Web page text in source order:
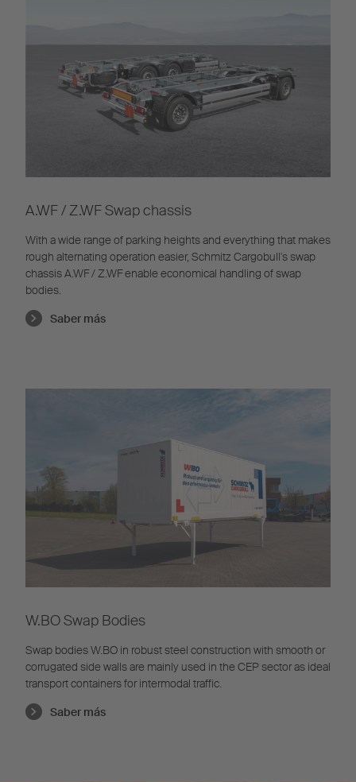
A.WF / Z.WF Swap chassis
With a wide range of parking heights and everything that makes
rough alternating operation easier, Schmitz Cargobull's swap
chassis A.WF / Z.WF enable economical handling of swap
bodies.
Saber más
W.BO Swap Bodies
Swap bodies W.BO in robust steel construction with smooth or
corrugated side walls are mainly used in the CEP sector as ideal
transport containers for intermodal traffic.
Saber más